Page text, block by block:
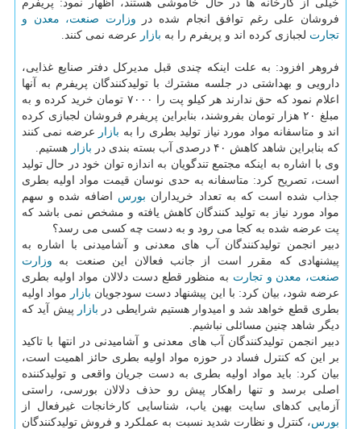
خیلی از كارخانه ها در حال خاموشی هستند، اظهار نمود: پریفرم
فروشان علی رغم توافق انجام شده در وزارت صنعت، معدن و
تجارت لجبازی كرده اند و پریفرم را به بازار عرضه نمی كنند.
فروهر افزود: به علت اینكه چندی قبل مدیركل دفتر صنایع غذایی،
دارویی و بهداشتی در جلسه مشترك با تولیدكنندگان پریفرم به آنها
اعلام نمود كه حق ندارند هر كیلو پت را ۷۰۰۰ تومان خرید كرده و به
مبلغ ۲۰ هزار تومان بفروشند، بنابراین پریفرم فروشان لجبازی كرده
اند و متاسفانه مواد مورد نیاز تولید بطری را به بازار عرضه نمی كنند
كه بنابراین شاهد كاهش ۴۰ درصدی آب بسته بندی در
بازار هستیم.
وی با اشاره به اینكه مجتمع تندگویان به اندازه توان خود در حال تولید
است، تصریح كرد: متاسفانه به حدی نوسان قیمت مواد اولیه بطری
جذاب شده است كه به تعداد خریداران بورس اضافه شده و سهم
مواد مورد نیاز به تولید كنندگان كاهش یافته و مشخص نمی باشد كه
پت عرضه شده به كجا می رود و به دست چه كسی می رسد؟
دبیر انجمن تولیدكنندگان آب های معدنی و آشامیدنی با اشاره به
پیشنهادی كه مقرر است از جانب فعالان این صنعت به وزارت
صنعت، معدن و تجارت به منظور قطع دست دلالان مواد اولیه بطری
عرضه شود، بیان كرد: با این پیشنهاد دست سودجویان بازار مواد اولیه
بطری قطع خواهد شد و امیدوار هستیم شرایطی در بازار پیش آید كه
دیگر شاهد چنین مسائلی نباشیم.
دبیر انجمن تولیدكنندگان آب های معدنی و آشامیدنی در انتها با تاكید
بر این كه كنترل فساد در حوزه مواد اولیه بطری حائز اهمیت است،
بیان كرد: باید مواد اولیه بطری به دست جریان واقعی و تولیدكننده
اصلی برسد و تنها راهكار پیش رو حذف دلالان بورسی، راستی
آزمایی كدهای سایت بهین یاب، شناسایی كارخانجات غیرفعال از
بورس، كنترل و نظارت شدید نسبت به عملكرد و فروش تولیدكنندگان